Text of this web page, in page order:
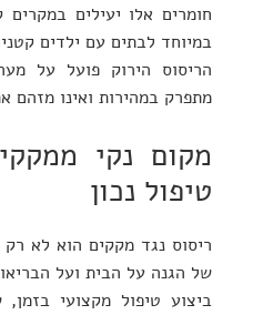
חומרים אלו יעילים במקרים
במיוחד לבתים עם ילדים
הריסוס הירוק פועל על
מתפרק במהירות ואינו מזהם
מקום נקי
טיפול נכון
ריסוס נגד מקקים הוא לא
של הגנה על הבית ועל
ביצוע טיפול מקצועי בזמן,